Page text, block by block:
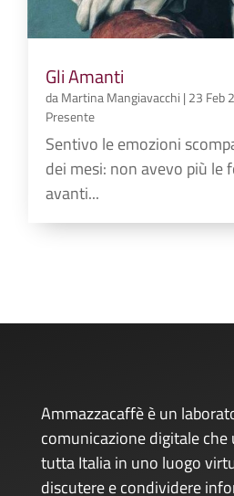
Gli Amanti
daMartina Mangiavacchi | 23 Feb
Presente
Sentivo le emozioni
dei mesi: non avevo più le
avanti...
Ammazzacaffè è un
comunicazione digitale
tutta Italia in uno luogo
discutere e condividere